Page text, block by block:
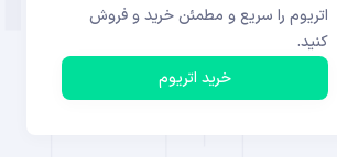
اتریوم را سریع و مطمئن خرید و فروش
کنید.
خرید اتریوم